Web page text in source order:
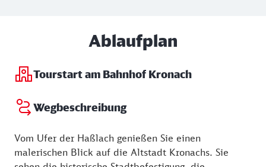
Ablaufplan
Tourstart am Bahnhof Kronach
Wegbeschreibung
Vom Ufer der Haßlach genießen Sie einen
malerischen Blick auf die Altstadt Kronachs. Sie